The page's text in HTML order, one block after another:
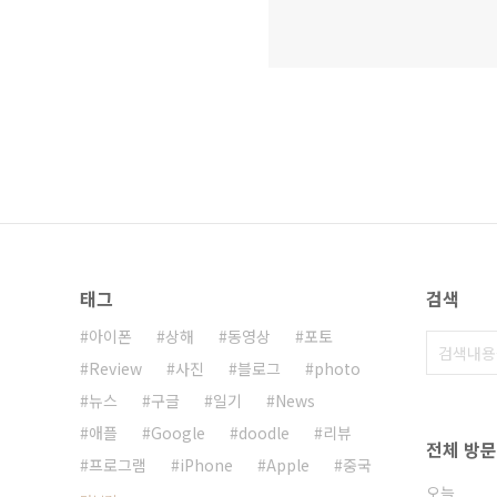
태그
아이폰 상해 동영상
포토
Review
사진 블로그
photo
뉴스
구글 일기
News
애플
Google doodle
리뷰
프로그램
iPhone Apple 중국
검색
전체 방
오늘